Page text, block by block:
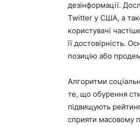
дезінформації.
Twitter у США, а
користувачі
її достовірність.
позицію або
Алгоритми
те, що обурення
підвищують
сприяти масовому